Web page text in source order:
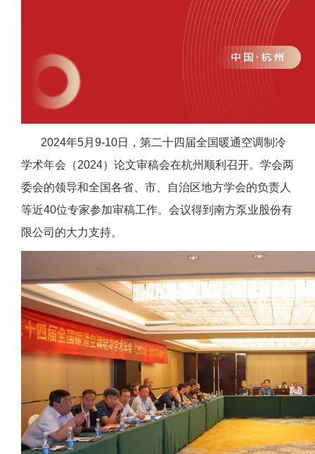
2024年5月9-10日，第二十四届全国暖通空调制冷
学术年会（2024）论文审稿会在杭州顺利召开。学会两
委会的领导和全国各省、市、自治区地方学会的负责人
等近40位专家参加审稿工作。会议得到南方泵业股份有
限公司的大力支持。